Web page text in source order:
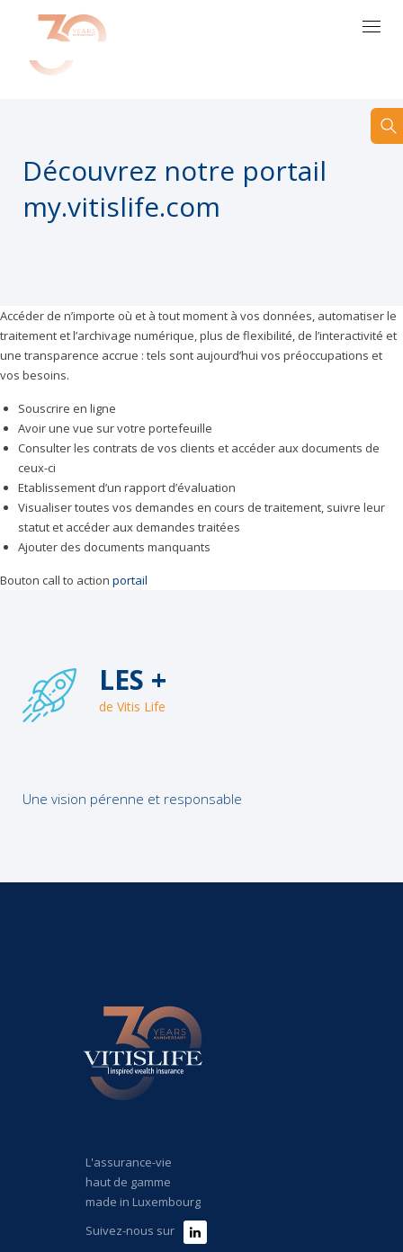
Découvrez notre portail
my.vitislife.com
Accéder de n’importe où et à tout moment à vos données, automatiser le
traitement et l’archivage numérique, plus de flexibilité, de l’interactivité et
une transparence accrue : tels sont aujourd’hui vos préoccupations et
vos besoins.
Souscrire en ligne
Avoir une vue sur votre portefeuille
Consulter les contrats de vos clients et accéder aux documents de
ceux-ci
Etablissement d’un rapport d’évaluation
Visualiser toutes vos demandes en cours de traitement, suivre leur
statut et accéder aux demandes traitées
Ajouter des documents manquants
Bouton call to action portail
LES +
de Vitis Life
Une vision pérenne et responsable
L'assurance-vie
haut de gamme
made in Luxembourg
Suivez-nous sur